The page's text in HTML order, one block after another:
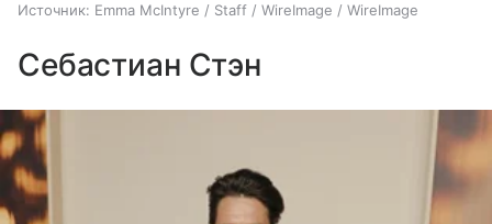
Источник: Emma McIntyre / Staff / WireImage / WireImage
Себастиан Стэн